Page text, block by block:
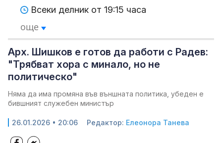
Всеки делник от 19:15 часа
още
Арх. Шишков е готов да работи с Радев:
"Трябват хора с минало, но не
политическо"
Няма да има промяна във външната политика, убеден е
бившният служебен министър
26.01.2026 • 20:06 Редактор: Елеонора Танева